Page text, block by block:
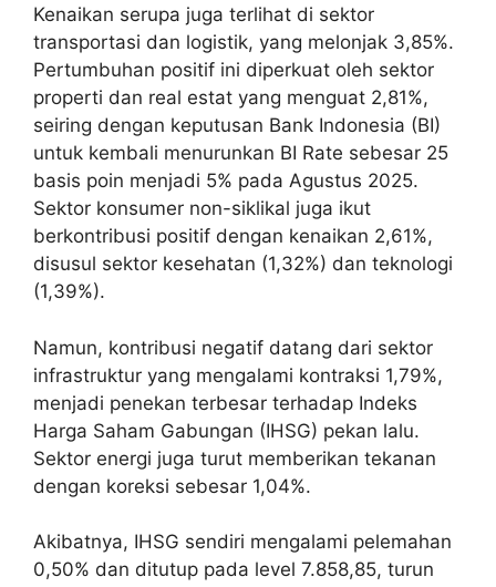
Kenaikan serupa juga terlihat di sektor
transportasi dan logistik, yang melonjak 3,85%.
Pertumbuhan positif ini diperkuat oleh sektor
properti dan real estat yang menguat 2,81%,
seiring dengan keputusan Bank Indonesia (BI)
untuk kembali menurunkan BI Rate sebesar 25
basis poin menjadi 5% pada Agustus 2025.
Sektor konsumer non-siklikal juga ikut
berkontribusi positif dengan kenaikan 2,61%,
disusul sektor kesehatan (1,32%) dan teknologi
(1,39%).
Namun, kontribusi negatif datang dari sektor
infrastruktur yang mengalami kontraksi 1,79%,
menjadi penekan terbesar terhadap Indeks
Harga Saham Gabungan (IHSG) pekan lalu.
Sektor energi juga turut memberikan tekanan
dengan koreksi sebesar 1,04%.
Akibatnya, IHSG sendiri mengalami pelemahan
0,50% dan ditutup pada level 7.858,85, turun